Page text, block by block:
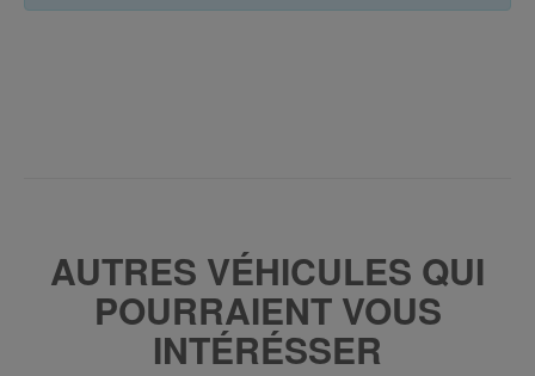
AUTRES VÉHICULES QUI
POURRAIENT VOUS
INTÉRÉSSER